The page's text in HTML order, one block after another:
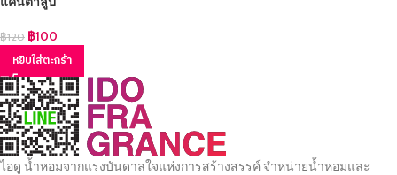
฿120 ฿100
หยิบใส่ตะกร้า
ไอดู น้ำหอมจากแรงบันดาลใจแห่งการสร้างสรรค์ จำหน่ายน้ำหอมและ